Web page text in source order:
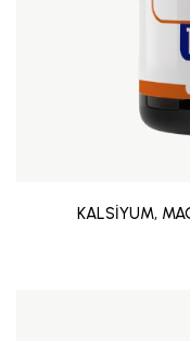
KALSİYUM,